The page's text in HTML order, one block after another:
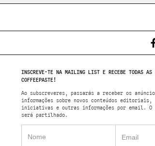
INSCREVE-TE NA MAILING LIST E RECEBE TODAS AS
COFFEEPASTE!
Ao subscreveres, passarás a receber os
informações sobre novos conteúdos editoriais,
iniciativas e outras informações por email. O
será partilhado.